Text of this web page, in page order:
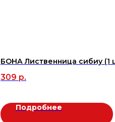
БОНА Лиственница сибиу (1
309 р.
Подробнее